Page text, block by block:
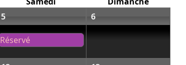
5
Réservé
6